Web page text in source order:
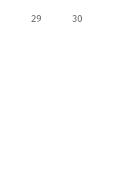
29 30